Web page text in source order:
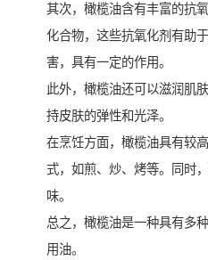
其次，橄榄油含有丰富的抗
化合物，这些抗氧化剂有助
害，具有一定的作用。
此外，橄榄油还可以滋润肌
持皮肤的弹性和光泽。
在烹饪方面，橄榄油具有较
式，如煎、炒、烤等。同时
味。
总之，橄榄油是一种具有多
用油。